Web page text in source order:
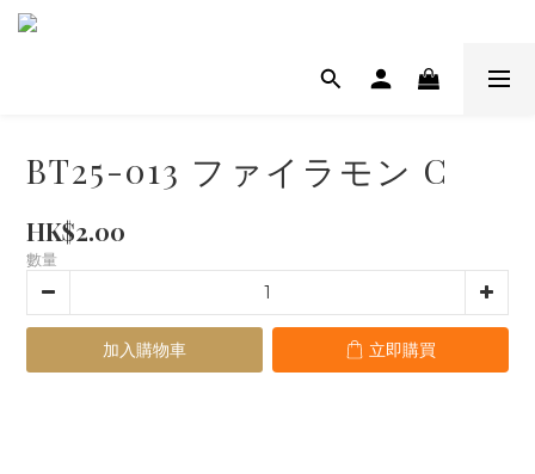
BT25-013 ファイラモン C
HK$2.00
數量
加入購物車 立即購買